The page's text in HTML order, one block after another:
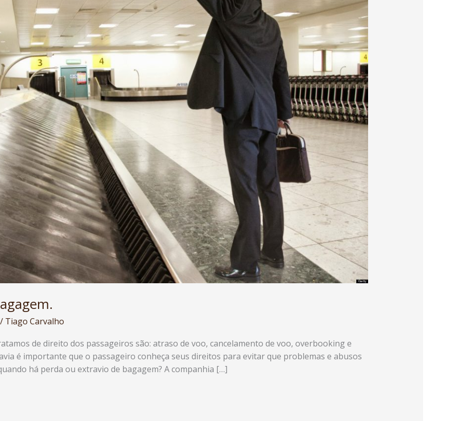
Tiago Carvalho
de direito dos passageiros são: atraso de voo, cancelamento de voo, overbooking e
é importante que o passageiro conheça seus direitos para evitar que problemas e abusos
há perda ou extravio de bagagem? A companhia […]